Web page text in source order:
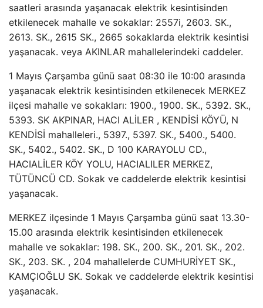
saatleri arasında yaşanacak elektrik kesintisinden
etkilenecek mahalle ve sokaklar: 2557i, 2603. SK.,
2613. SK., 2615 SK., 2665 sokaklarda elektrik kesintisi
yaşanacak. veya AKINLAR mahallelerindeki caddeler.
1 Mayıs Çarşamba günü saat 08:30 ile 10:00 arasında
yaşanacak elektrik kesintisinden etkilenecek MERKEZ
ilçesi mahalle ve sokakları: 1900., 1900. SK., 5392. SK.,
5393. SK AKPINAR, HACI ALİLER , KENDİSİ KÖYÜ, N
KENDİSİ mahalleleri., 5397., 5397. SK., 5400., 5400.
SK., 5402., 5402. SK., D 100 KARAYOLU CD.,
HACIALİLER KÖY YOLU, HACIALILER MERKEZ,
TÜTÜNCÜ CD. Sokak ve caddelerde elektrik kesintisi
yaşanacak.
MERKEZ ilçesinde 1 Mayıs Çarşamba günü saat 13.30-
15.00 arasında elektrik kesintisinden etkilenecek
mahalle ve sokaklar: 198. SK., 200. SK., 201. SK., 202.
SK., 203. SK. , 204 mahallelerde CUMHURİYET SK.,
KAMÇIOĞLU SK. Sokak ve caddelerde elektrik kesintisi
yaşanacak.